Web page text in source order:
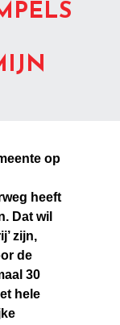
op
heeft
Dat wil
zijn,
de
30
hele